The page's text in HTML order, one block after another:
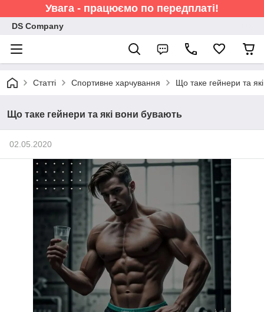
Увага - працюємо по передплаті!
DS Company
Статті Спортивне харчування Що таке гейнери та
Що таке гейнери та які вони бувають
02.05.2020